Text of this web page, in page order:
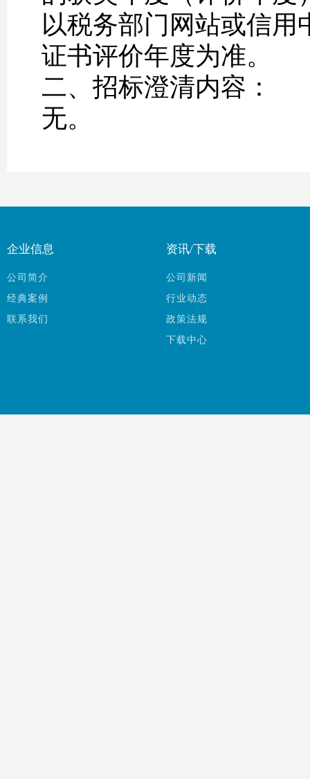
以税务部门网站或信
证书评价年度为准。
二、招标澄清内容：
无。
企业信息
公司简介
经典案例
联系我们
资讯/下载
公司新闻
行业动态
政策法规
下载中心